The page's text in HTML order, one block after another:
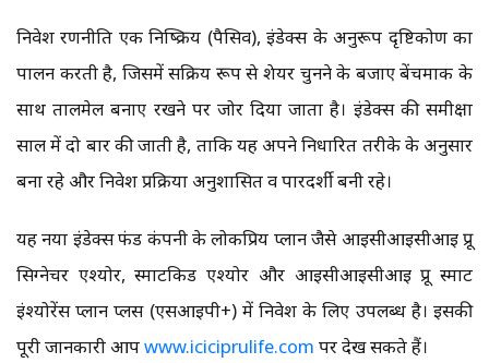
निवेश रणनीति एक निष्क्रिय (पैसिव), इंडेक्स के अनुरूप दृष्टिकोण का
पालन करती है, जिसमें सक्रिय रूप से शेयर चुनने के बजाए बेंचमार्क के
साथ तालमेल बनाए रखने पर जोर दिया जाता है। इंडेक्स की समीक्षा
साल में दो बार की जाती है, ताकि यह अपने निर्धारित तरीके के अनुसार
बना रहे और निवेश प्रक्रिया अनुशासित व पारदर्शी बनी रहे।
यह नया इंडेक्स फंड कंपनी के लोकप्रिय प्लान जैसे आईसीआईसीआई प्रू
सिग्नेचर एश्योर, स्मार्टकिड एश्योर और आईसीआईसीआई प्रू स्मार्ट
इंश्योरेंस प्लान प्लस (एसआईपी+) में निवेश के लिए उपलब्ध है। इसकी
पूरी जानकारी आपwww.iciciprulife.com पर देख सकते हैं।